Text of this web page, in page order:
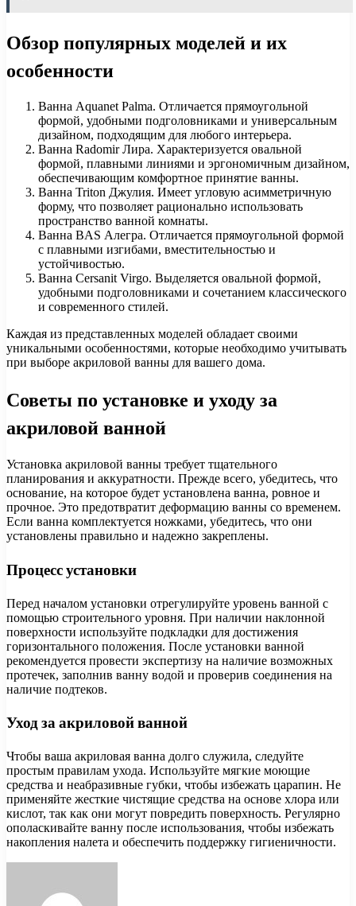
Обзор популярных моделей и их
особенности
Ванна Aquanet Palma. Отличается прямоугольной
формой, удобными подголовниками и универсальным
дизайном, подходящим для любого интерьера.
Ванна Radomir Лира. Характеризуется овальной
формой, плавными линиями и эргономичным дизайном,
обеспечивающим комфортное принятие ванны.
Ванна Triton Джулия. Имеет угловую асимметричную
форму, что позволяет рационально использовать
пространство ванной комнаты.
Ванна BAS Алегра. Отличается прямоугольной формой
с плавными изгибами, вместительностью и
устойчивостью.
Ванна Cersanit Virgo. Выделяется овальной формой,
удобными подголовниками и сочетанием классического
и современного стилей.
Каждая из представленных моделей обладает своими
уникальными особенностями, которые необходимо учитывать
при выборе акриловой ванны для вашего дома.
Советы по установке и уходу за
акриловой ванной
Установка акриловой ванны требует тщательного
планирования и аккуратности. Прежде всего, убедитесь, что
основание, на которое будет установлена ванна, ровное и
прочное. Это предотвратит деформацию ванны со временем.
Если ванна комплектуется ножками, убедитесь, что они
установлены правильно и надежно закреплены.
Процесс установки
Перед началом установки отрегулируйте уровень ванной с
помощью строительного уровня. При наличии наклонной
поверхности используйте подкладки для достижения
горизонтального положения. После установки ванной
рекомендуется провести экспертизу на наличие возможных
протечек, заполнив ванну водой и проверив соединения на
наличие подтеков.
Уход за акриловой ванной
Чтобы ваша акриловая ванна долго служила, следуйте
простым правилам ухода. Используйте мягкие моющие
средства и неабразивные губки, чтобы избежать царапин. Не
применяйте жесткие чистящие средства на основе хлора или
кислот, так как они могут повредить поверхность. Регулярно
ополаскивайте ванну после использования, чтобы избежать
накопления налета и обеспечить поддержку гигиеничности.